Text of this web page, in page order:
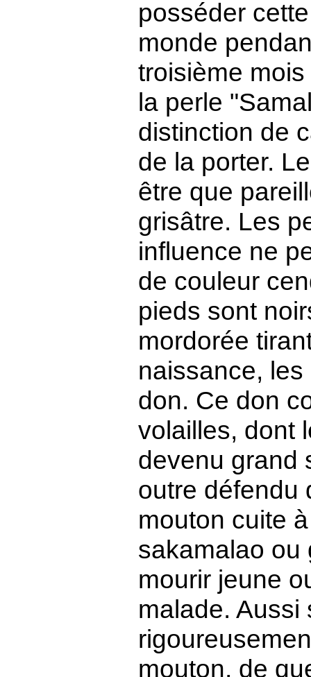
posséder
monde
troisième
la perle
distinction de
de la porter.
être que
grisâtre. Les
influence ne
de couleur
pieds sont
mordorée
naissance,
don. Ce don
volailles, dont
devenu grand
outre défendu
mouton cuite
sakamalao ou
mourir jeune
malade. Aussi
mouton, de